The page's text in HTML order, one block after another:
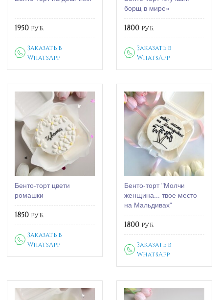
1950 руб.
Заказать в
WhatsApp
борщ в мире»
1800 руб.
Заказать в
WhatsApp
Бенто-торт цвети
ромашки
1850 руб.
Заказать в
WhatsApp
Бенто-торт "Молчи
женщина... твое место
на Мальдивах"
1800 руб.
Заказать в
WhatsApp